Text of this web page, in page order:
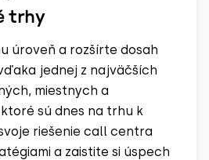
trhy
úroveň a rozšírte dosah
jednej z najväčších
miestnych a
sú dnes na trhu k
riešenie call centra
a zaistite si úspech